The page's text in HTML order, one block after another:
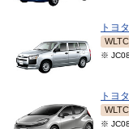
トヨ
WLTC
※
トヨ
WLTC
※